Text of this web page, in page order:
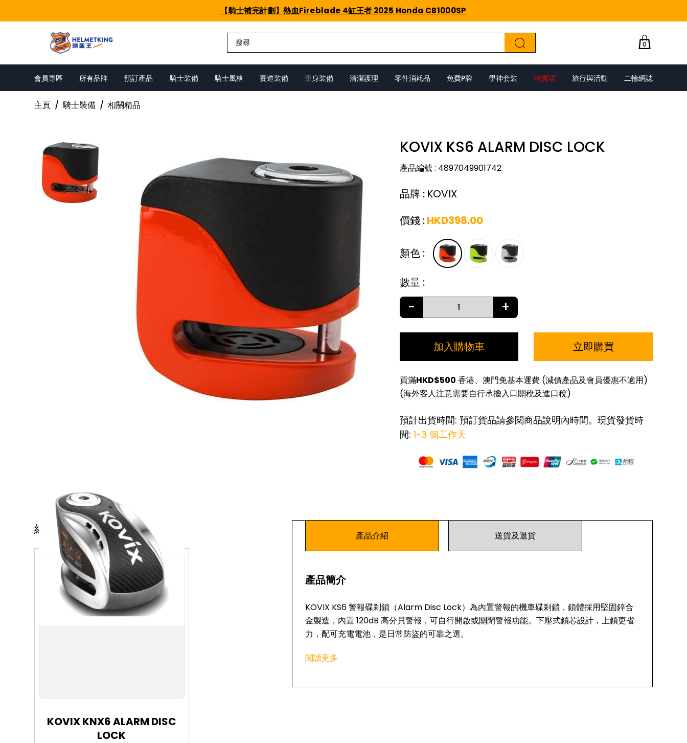
【騎士補完計劃】熱血Fireblade 4缸王者 2025 Honda CB1000SP
0
會員專區 所有品牌 預訂產品 騎士裝備 騎士風格 賽道裝備 車身裝備 清潔護理 零件消耗品 免費P牌 學神套裝 特賣場 旅行與活動 二輪網誌
主頁 / 騎士裝備 / 相關精品
KOVIX KS6 ALARM DISC LOCK
產品編號: 4897049901742
品牌 : KOVIX
價錢 :HKD398.00
顏色 :
數量 :
- +
加入購物車 立即購買
買滿HKD$500 香港、澳門免基本運費 (減價產品及會員優惠不適用)
(海外客人注意需要自行承擔入口關稅及進口稅)
預計出貨時間: 預訂貨品請參閱商品說明內時間。現貨發貨時
間: 1-3 個工作天
經常一起購買
KOVIX KNX6 ALARM DISC
LOCK
產品介紹 送貨及退貨
產品簡介
KOVIX KS6 警報碟剎鎖（Alarm Disc Lock）為內置警報的機車碟剎鎖，鎖體採用堅固鋅合
金製造，內置 120dB 高分貝警報，可自行開啟或關閉警報功能。下壓式鎖芯設計，上鎖更省
力，配可充電電池，是日常防盜的可靠之選。
主要特點
內置 120dB 高分貝警報
閱讀更多